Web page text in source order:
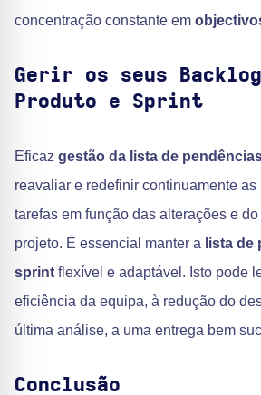
concentração constante em
Gerir os seus
Produto e Sprint
Eficaz gestão da lista de
reavaliar e redefinir continuamente
tarefas em função das alterações e
projeto. É essencial manter a lista de
sprint flexível e adaptável. Isto pode
eficiência da equipa, à redução do
última análise, a uma entrega bem
Conclusão